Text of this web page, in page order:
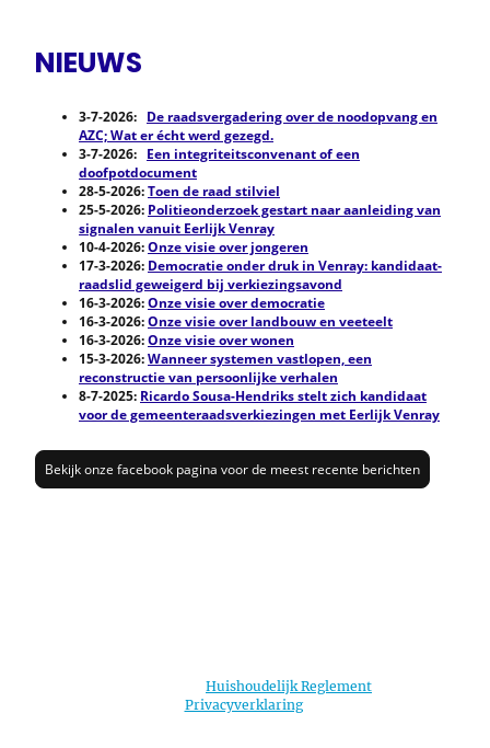
NIEUWS
3-7-2026: De raadsvergadering over de noodopvang en
AZC; Wat er écht werd gezegd.
3-7-2026: Een integriteitsconvenant of een
doofpotdocument
28-5-2026:Toen de raad stilviel
25-5-2026: Politieonderzoek gestart naar aanleiding van
signalen vanuit Eerlijk Venray
10-4-2026:Onze visie over jongeren
17-3-2026: Democratie onder druk in Venray: kandidaat-
raadslid geweigerd bij verkiezingsavond
16-3-2026:Onze visie over democratie
16-3-2026:Onze visie over landbouw en veeteelt
16-3-2026:Onze visie over wonen
15-3-2026:Wanneer systemen vastlopen, een
reconstructie van persoonlijke verhalen
8-7-2025: Ricardo Sousa-Hendriks stelt zich kandidaat
voor de gemeenteraadsverkiezingen met Eerlijk Venray
Bekijk onze facebook pagina voor de meest recente berichten
Huishoudelijk Reglement
Privacyverklaring.